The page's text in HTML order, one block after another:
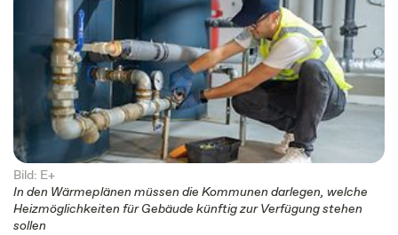
Bild: E+
In den Wärmeplänen müssen die Kommunen darlegen, welche
Heizmöglichkeiten für Gebäude künftig zur Verfügung stehen
sollen